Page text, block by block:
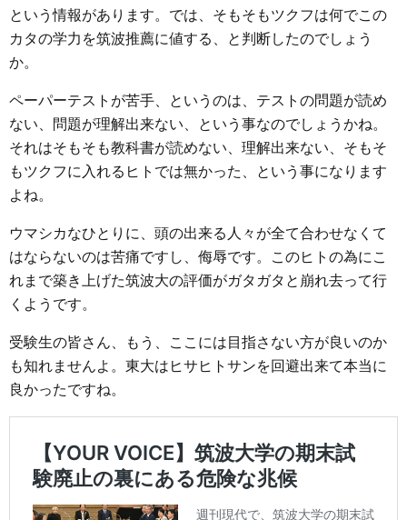
という情報があります。では、そもそもツクフは何でこの
カタの学力を筑波推薦に値する、と判断したのでしょう
か。
ペーパーテストが苦手、というのは、テストの問題が読め
ない、問題が理解出来ない、という事なのでしょうかね。
それはそもそも教科書が読めない、理解出来ない、そもそ
もツクフに入れるヒトでは無かった、という事になります
よね。
ウマシカなひとりに、頭の出来る人々が全て合わせなくて
はならないのは苦痛ですし、侮辱です。このヒトの為にこ
れまで築き上げた筑波大の評価がガタガタと崩れ去って行
くようです。
受験生の皆さん、もう、ここには目指さない方が良いのか
も知れませんよ。東大はヒサヒトサンを回避出来て本当に
良かったですね。